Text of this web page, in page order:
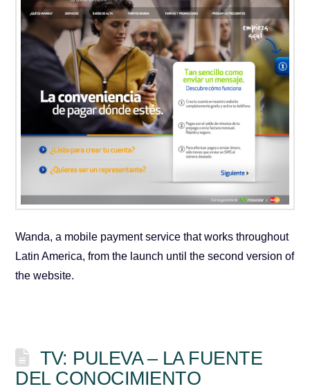
Wanda, a mobile payment service that works throughout
Latin America, from the launch until the second version of
the website.
TV: PULEVA – LA FUENTE
DEL CONOCIMIENTO